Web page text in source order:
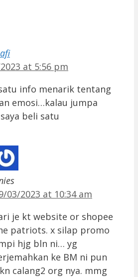
at 5:56 pm
info menarik tentang
emosi…kalau jumpa
beli satu
03/2023 at 10:34 am
je kt website or shopee
patriots. x silap promo
hjg bln ni… yg
ke BM ni pun
calang2 org nya. mmg